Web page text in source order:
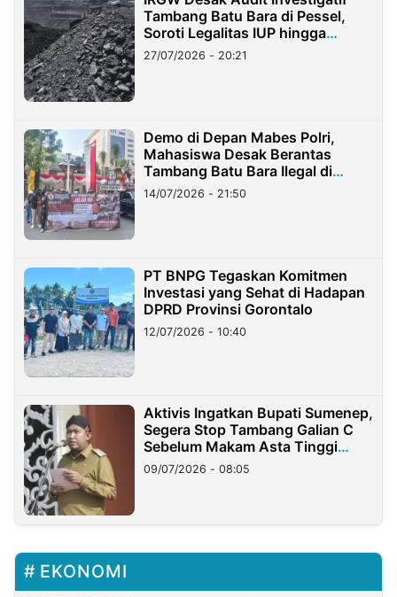
Tambang Batu Bara di Pessel,
Soroti Legalitas IUP hingga
Stockpile
27/07/2026 - 20:21
Demo di Depan Mabes Polri,
Mahasiswa Desak Berantas
Tambang Batu Bara Ilegal di
Lampung
14/07/2026 - 21:50
PT BNPG Tegaskan Komitmen
Investasi yang Sehat di Hadapan
DPRD Provinsi Gorontalo
12/07/2026 - 10:40
Aktivis Ingatkan Bupati Sumenep,
Segera Stop Tambang Galian C
Sebelum Makam Asta Tinggi
Longsor
09/07/2026 - 08:05
EKONOMI